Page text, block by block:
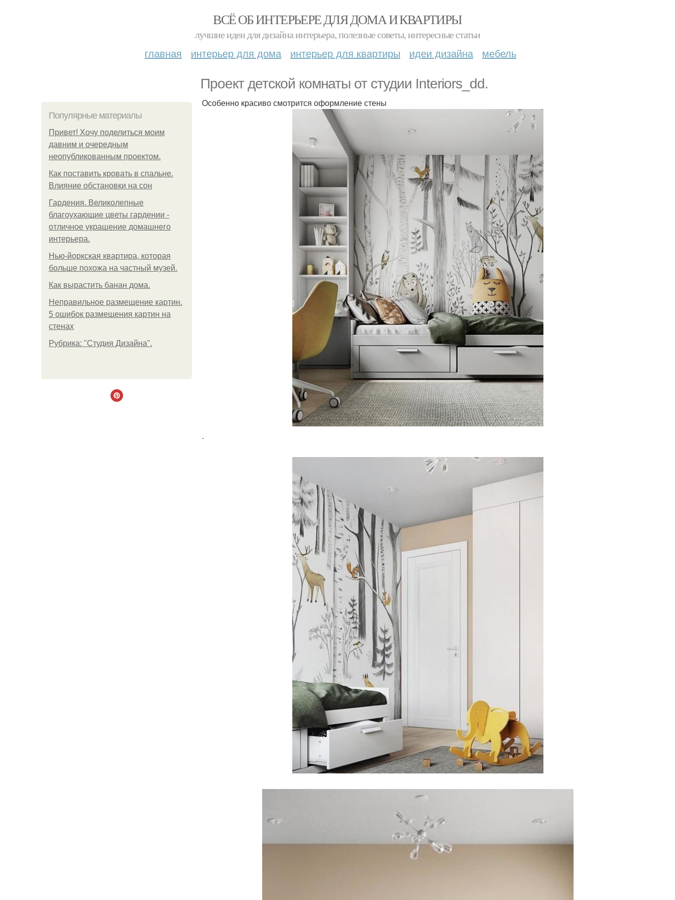
ВСЁ ОБ ИНТЕРЬЕРЕ ДЛЯ ДОМА И КВАРТИРЫ
лучшие идеи для дизайна интерьера, полезные советы, интересные статьи
главная интерьер для дома интерьер для квартиры идеи дизайна мебель
Проект детской комнаты от студии Interiors_dd.
Популярные материалы
Привет! Хочу поделиться моим
давним и очередным
неопубликованным проектом.
Как поставить кровать в спальне.
Влияние обстановки на сон
Гардения. Великолепные
благоухающие цветы гардении -
отличное украшение домашнего
интерьера.
Нью-йоркская квартира, которая
больше похожа на частный музей.
Как вырастить банан дома.
Неправильное размещение картин.
5 ошибок размещения картин на
стенах
Рубрика: "Студия Дизайна".
Особенно красиво смотрится оформление стены
.